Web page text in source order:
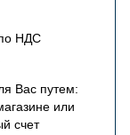
НДС
Вас путем:
или
счет